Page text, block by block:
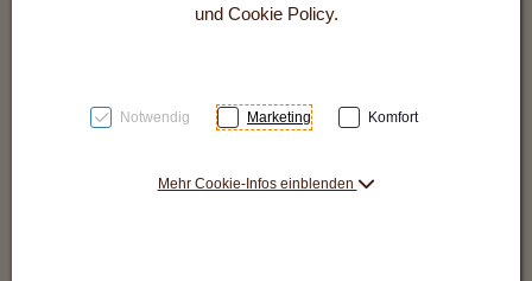
und Cookie Policy.
Notwendig Marketing Komfort
Mehr Cookie-Infos einblenden